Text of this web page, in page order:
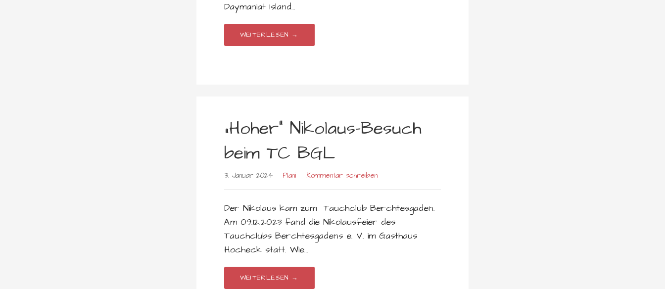
Daymaniat Island…
WEITERLESEN →
„Hoher“ Nikolaus-Besuch
beim TC BGL
3. Januar 2024 Plani Kommentar schreiben
Der Nikolaus kam zum Tauchclub Berchtesgaden.
Am 09.12.2023 fand die Nikolausfeier des
Tauchclubs Berchtesgadens e. V. im Gasthaus
Hocheck statt. Wie…
WEITERLESEN →